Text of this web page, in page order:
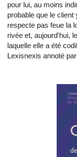
pour lui, au moins
probable que le
respecte pas feue la
rivée et, aujourd'hui,
laquelle elle a été
Lexisnexis annoté